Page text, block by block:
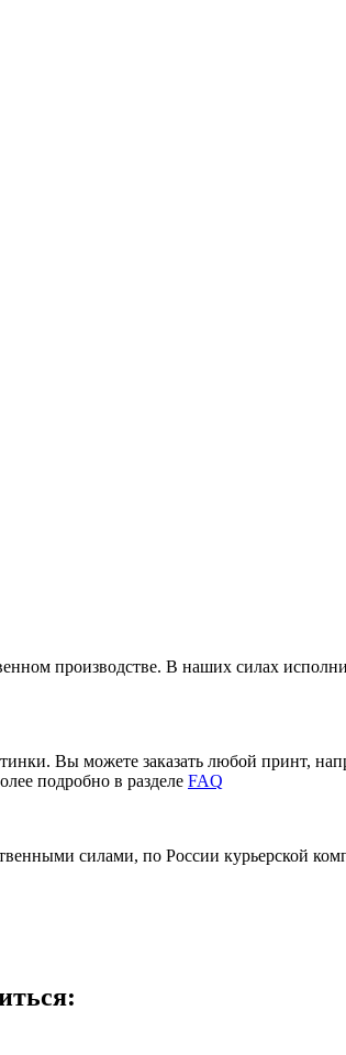
производстве. В наших силах
Вы можете заказать любой принт,
подробно в разделе FAQ
силами, по России курьерской